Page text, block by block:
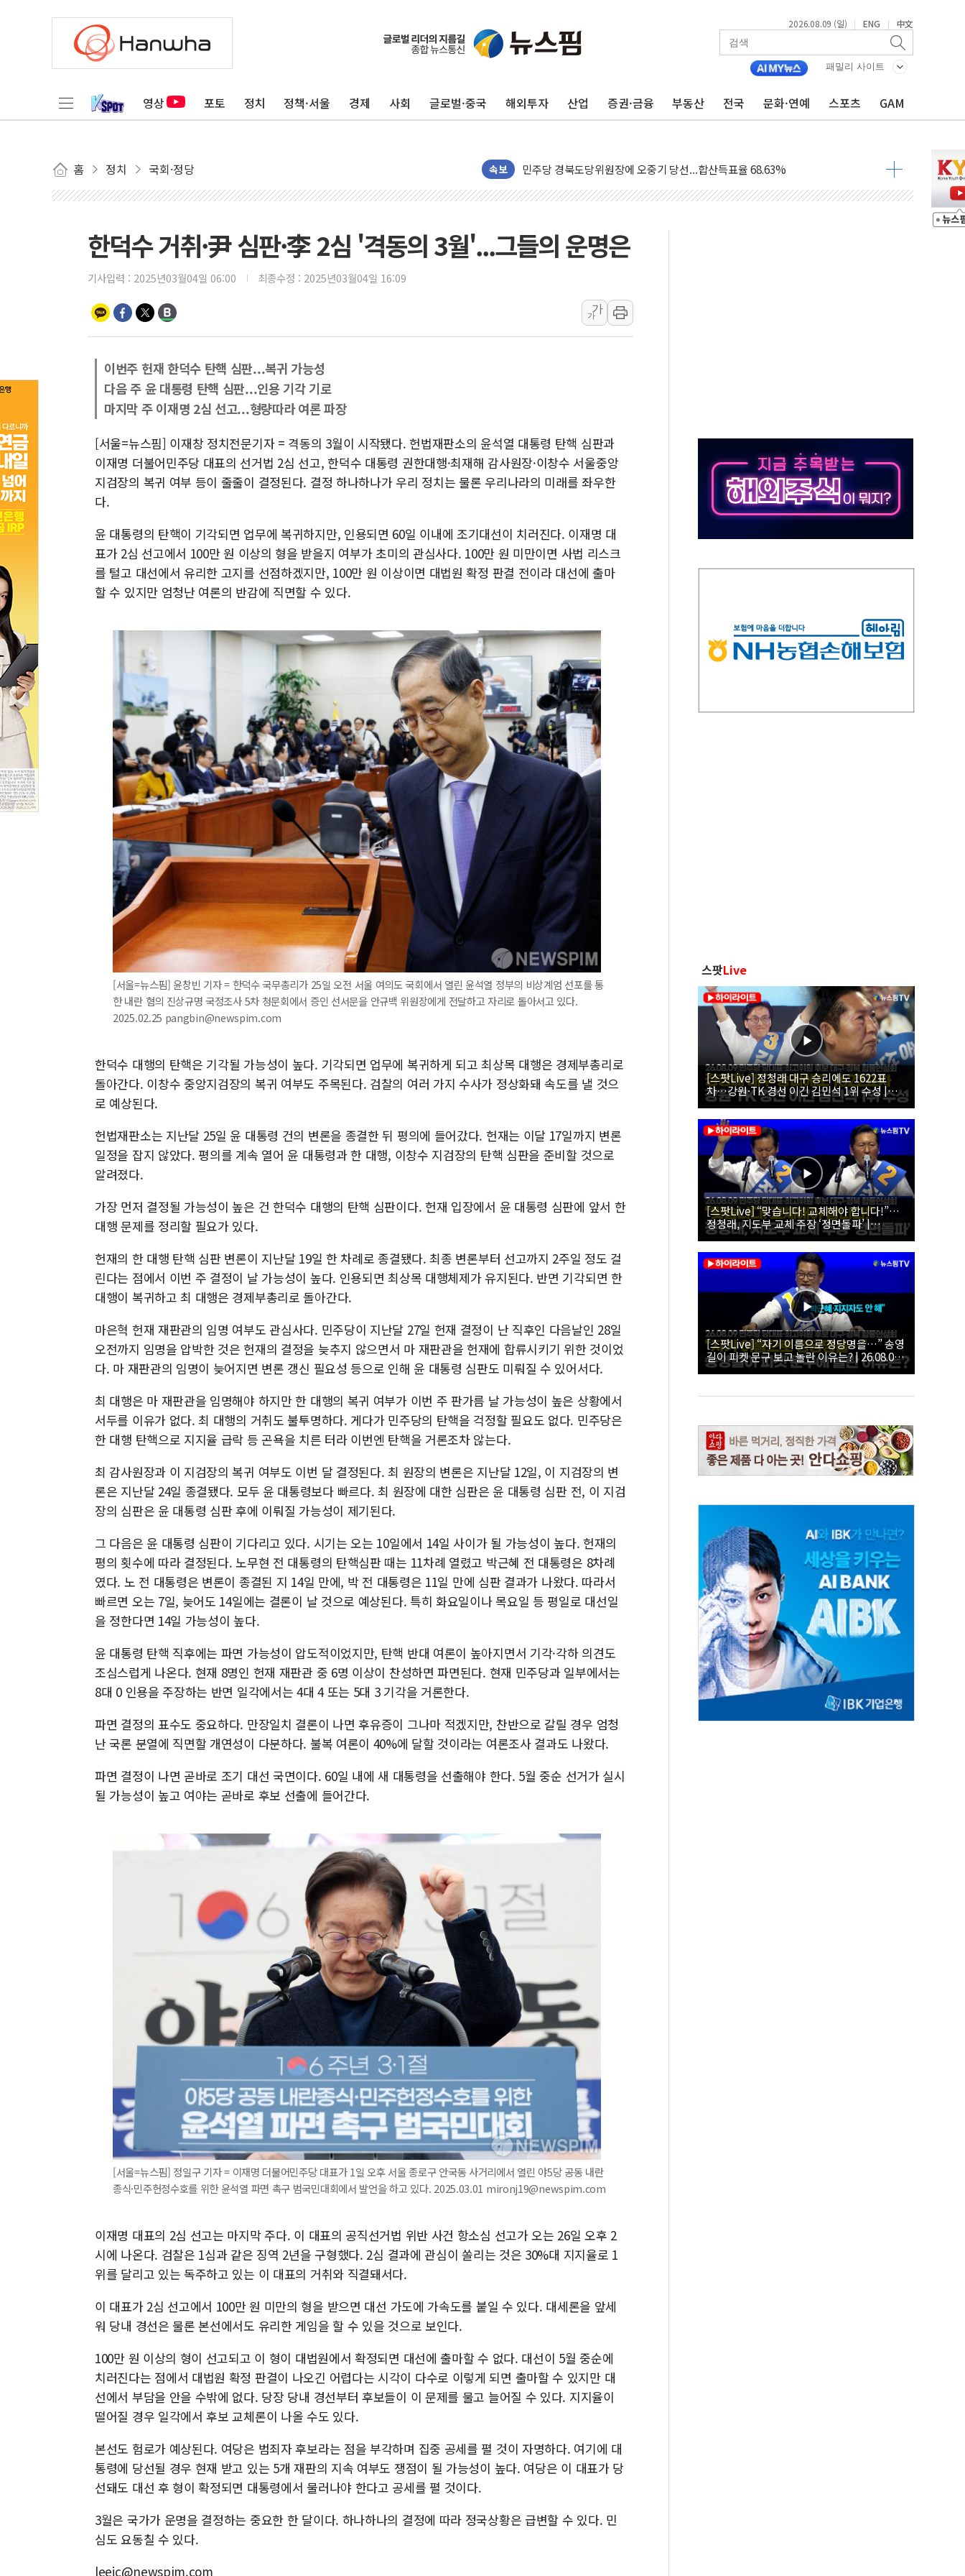
2026.08.09 (일) | ENG | 中文
패밀리 사이트
영상 포토 정치 정책·서울 경제 사회 글로벌·중국 해외투자 산업 증권·금융 부동산 전국 문화·연예 스포츠 GAM
홈 정치 국회·정당 속보
125mm 폭우 쏟아진 울진...'두천~하당'·'올미골교' 차량 통행 선제 제한
포항 블루밸리 국가산단에 '철강 AI융합실증센터' 들어선다
상주 낙동강 선착장 하류서 50대 숨진 채 발견...경찰, 조사 중
민주당 경북도당위원장에 오중기 당선...합산득표율 68.63%
인천서 말다툼 중 어머니 살해 10대 구속…범행 후 반려견도 죽여
[속보] 민주, 강원·대구·경북 경선 결과...김민석 48.54% 정청래 44.40%
[속보] 민주, 경북 경선 결과 발표...김민석 47.37% 정청래 45.71% 송영길 6.92%
[속보] 민주, 강원 경선 결과 발표...김민석 50.30% 정청래 41.94% 송영길 7.76%
정재헌 CEO, SKT 장기고객 400명 맞이…"마음 잇는 시간 되길"
최태원, 노소영에 9440억 지급 확정되나…재상고 앞두고 막판 셈법
윤준병·이해민 의원, '정부 특사'로 콜롬비아 대통령 취임식 참석
'호우·산사태 주의보' 울진 시간당 30mm 강한 비...호우 피해 없어
한덕수 거취·尹 심판·李 2심 '격동의 3월'...그들의 운명은
기사입력 : 2025년03월04일 06:00 최종수정 : 2025년03월04일 16:09
가
가
이번주 헌재 한덕수 탄핵 심판...복귀 가능성
다음 주 윤 대통령 탄핵 심판...인용 기각 기로
마지막 주 이재명 2심 선고...형량따라 여론 파장
[서울=뉴스핌] 이재창 정치전문기자 = 격동의 3월이 시작됐다. 헌법재판소의 윤석열 대통령 탄핵 심판과
이재명 더불어민주당 대표의 선거법 2심 선고, 한덕수 대통령 권한대행·최재해 감사원장·이창수 서울중앙
지검장의 복귀 여부 등이 줄줄이 결정된다. 결정 하나하나가 우리 정치는 물론 우리나라의 미래를 좌우한
다.
윤 대통령의 탄핵이 기각되면 업무에 복귀하지만, 인용되면 60일 이내에 조기대선이 치러진다. 이재명 대
표가 2심 선고에서 100만 원 이상의 형을 받을지 여부가 초미의 관심사다. 100만 원 미만이면 사법 리스크
를 털고 대선에서 유리한 고지를 선점하겠지만, 100만 원 이상이면 대법원 확정 판결 전이라 대선에 출마
할 수 있지만 엄청난 여론의 반감에 직면할 수 있다.
[서울=뉴스핌] 윤창빈 기자 = 한덕수 국무총리가 25일 오전 서울 여의도 국회에서 열린 윤석열 정부의 비상계엄 선포를 통
한 내란 혐의 진상규명 국정조사 5차 청문회에서 증인 선서문을 안규백 위원장에게 전달하고 자리로 돌아서고 있다.
2025.02.25 pangbin@newspim.com
한덕수 대행의 탄핵은 기각될 가능성이 높다. 기각되면 업무에 복귀하게 되고 최상목 대행은 경제부총리로
돌아간다. 이창수 중앙지검장의 복귀 여부도 주목된다. 검찰의 여러 가지 수사가 정상화돼 속도를 낼 것으
로 예상된다.
헌법재판소는 지난달 25일 윤 대통령 건의 변론을 종결한 뒤 평의에 들어갔다. 헌재는 이달 17일까지 변론
일정을 잡지 않았다. 평의를 계속 열어 윤 대통령과 한 대행, 이창수 지검장의 탄핵 심판을 준비할 것으로
알려졌다.
가장 먼저 결정될 가능성이 높은 건 한덕수 대행의 탄핵 심판이다. 헌재 입장에서 윤 대통령 심판에 앞서 한
대행 문제를 정리할 필요가 있다.
헌재의 한 대행 탄핵 심판 변론이 지난달 19일 한 차례로 종결됐다. 최종 변론부터 선고까지 2주일 정도 걸
린다는 점에서 이번 주 결정이 날 가능성이 높다. 인용되면 최상목 대행체제가 유지된다. 반면 기각되면 한
대행이 복귀하고 최 대행은 경제부총리로 돌아간다.
마은혁 헌재 재판관의 임명 여부도 관심사다. 민주당이 지난달 27일 헌재 결정이 난 직후인 다음날인 28일
오전까지 임명을 압박한 것은 헌재의 결정을 늦추지 않으면서 마 재판관을 헌재에 합류시키기 위한 것이었
다. 마 재판관의 임명이 늦어지면 변론 갱신 필요성 등으로 인해 윤 대통령 심판도 미뤄질 수 있어서다.
최 대행은 마 재판관을 임명해야 하지만 한 대행의 복귀 여부가 이번 주 판가름 날 가능성이 높은 상황에서
서두를 이유가 없다. 최 대행의 거취도 불투명하다. 게다가 민주당의 탄핵을 걱정할 필요도 없다. 민주당은
한 대행 탄핵으로 지지율 급락 등 곤욕을 치른 터라 이번엔 탄핵을 거론조차 않는다.
최 감사원장과 이 지검장의 복귀 여부도 이번 달 결정된다. 최 원장의 변론은 지난달 12일, 이 지검장의 변
론은 지난달 24일 종결됐다. 모두 윤 대통령보다 빠르다. 최 원장에 대한 심판은 윤 대통령 심판 전, 이 지검
장의 심판은 윤 대통령 심판 후에 이뤄질 가능성이 제기된다.
그 다음은 윤 대통령 심판이 기다리고 있다. 시기는 오는 10일에서 14일 사이가 될 가능성이 높다. 헌재의
평의 횟수에 따라 결정된다. 노무현 전 대통령의 탄핵심판 때는 11차례 열렸고 박근혜 전 대통령은 8차례
였다. 노 전 대통령은 변론이 종결된 지 14일 만에, 박 전 대통령은 11일 만에 심판 결과가 나왔다. 따라서
빠르면 오는 7일, 늦어도 14일에는 결론이 날 것으로 예상된다. 특히 화요일이나 목요일 등 평일로 대선일
을 정한다면 14일 가능성이 높다.
윤 대통령 탄핵 직후에는 파면 가능성이 압도적이었지만, 탄핵 반대 여론이 높아지면서 기각·각하 의견도
조심스럽게 나온다. 현재 8명인 헌재 재판관 중 6명 이상이 찬성하면 파면된다. 현재 민주당과 일부에서는
8대 0 인용을 주장하는 반면 일각에서는 4대 4 또는 5대 3 기각을 거론한다.
파면 결정의 표수도 중요하다. 만장일치 결론이 나면 후유증이 그나마 적겠지만, 찬반으로 갈릴 경우 엄청
난 국론 분열에 직면할 개연성이 다분하다. 불복 여론이 40%에 달할 것이라는 여론조사 결과도 나왔다.
파면 결정이 나면 곧바로 조기 대선 국면이다. 60일 내에 새 대통령을 선출해야 한다. 5월 중순 선거가 실시
될 가능성이 높고 여야는 곧바로 후보 선출에 들어간다.
[서울=뉴스핌] 정일구 기자 = 이재명 더불어민주당 대표가 1일 오후 서울 종로구 안국동 사거리에서 열린 야5당 공동 내란
종식·민주헌정수호를 위한 윤석열 파면 촉구 범국민대회에서 발언을 하고 있다. 2025.03.01 mironj19@newspim.com
이재명 대표의 2심 선고는 마지막 주다. 이 대표의 공직선거법 위반 사건 항소심 선고가 오는 26일 오후 2
시에 나온다. 검찰은 1심과 같은 징역 2년을 구형했다. 2심 결과에 관심이 쏠리는 것은 30%대 지지율로 1
위를 달리고 있는 독주하고 있는 이 대표의 거취와 직결돼서다.
이 대표가 2심 선고에서 100만 원 미만의 형을 받으면 대선 가도에 가속도를 붙일 수 있다. 대세론을 앞세
워 당내 경선은 물론 본선에서도 유리한 게임을 할 수 있을 것으로 보인다.
100만 원 이상의 형이 선고되고 이 형이 대법원에서 확정되면 대선에 출마할 수 없다. 대선이 5월 중순에
치러진다는 점에서 대법원 확정 판결이 나오긴 어렵다는 시각이 다수로 이렇게 되면 출마할 수 있지만 대
선에서 부담을 안을 수밖에 없다. 당장 당내 경선부터 후보들이 이 문제를 물고 늘어질 수 있다. 지지율이
떨어질 경우 일각에서 후보 교체론이 나올 수도 있다.
본선도 험로가 예상된다. 여당은 범죄자 후보라는 점을 부각하며 집중 공세를 펼 것이 자명하다. 여기에 대
통령에 당선될 경우 현재 받고 있는 5개 재판의 지속 여부도 쟁점이 될 가능성이 높다. 여당은 이 대표가 당
선돼도 대선 후 형이 확정되면 대통령에서 물러나야 한다고 공세를 펼 것이다.
3월은 국가가 운명을 결정하는 중요한 한 달이다. 하나하나의 결정에 따라 정국상황은 급변할 수 있다. 민
심도 요동칠 수 있다.
leejc@newspim.com
스팟Live
[스팟Live] 정청래 대구 승리에도 1622표
차…강원·TK 경선 이긴 김민석 1위 수성 |
26.08.09 더불어민주당 당대표·최고위원 후
보 대구·경북 합동연설회
[스팟Live] “맞습니다! 교체해야 합니다!”…
정청래, 지도부 교체 주장 ‘정면돌파’ |
26.08.09 더불어민주당 당대표·최고위원 후
보 대구·경북 합동연설회
[스팟Live] “자기 이름으로 정당명을…” 송영
길이 피켓 문구 보고 놀란 이유는? | 26.08.09
더불어민주당 당대표·최고위원 후보 대구·경